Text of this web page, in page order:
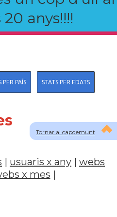
anys!!!!
Tornar al capdemunt
PER PAÍS STATS PER EDATS
| usuaris x any | webs
x mes |